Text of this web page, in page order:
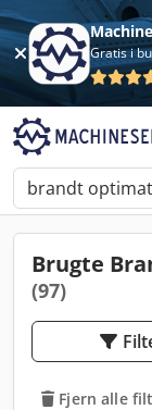
Gratis i
Brugte
(97)
Fjern alle